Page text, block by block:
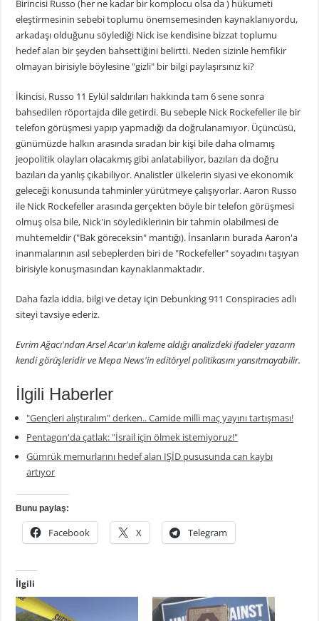
Birincisi Russo (her ne kadar bir komplocu olsa da ) hükumeti
eleştirmesinin sebebi toplumu önemsemesinden kaynaklanıyordu,
arkadaşı olduğunu söylediği Nick ise kendisine bizzat toplumu
hedef alan bir şeyden bahsettiğini belirtti. Neden sizinle hemfikir
olmayan birisiyle böylesine "gizli" bir bilgi paylaşırsınız ki?
İkincisi, Russo 11 Eylül saldırıları hakkında tam 6 sene sonra
bahsedilen röportajda dile getirdi. Bu sebeple Nick Rockefeller ile bir
telefon görüşmesi yapıp yapmadığı da doğrulanamıyor. Üçüncüsü,
günümüzde halkın arasında sıradan bir kişi bile daha olmamış
jeopolitik olayları olacakmış gibi anlatabiliyor, bazıları da doğru
bazıları da yanlış çıkabiliyor. Analistler ülkelerin siyasi ve ekonomik
geleceği konusunda tahminler yürütmeye çalışıyorlar. Aaron Russo
ile Nick Rockefeller arasında gerçekten böyle bir telefon görüşmesi
olmuş olsa bile, Nick'in söylediklerinin bir tahmin olabilmesi de
muhtemeldir ("Bak göreceksin" mantığı). İnsanların burada Aaron'a
inanmalarının asıl sebeplerden biri de "Rockefeller" soyadını taşıyan
birisiyle konuşmasından kaynaklanmaktadır.
Daha fazla iddia, bilgi ve detay için Debunking 911 Conspiracies adlı
siteyi tavsiye ederiz.
Evrim Ağacı'ndan Arsel Acar'ın kaleme aldığı analizdeki ifadeler yazarın
kendi görüşleridir ve Mepa News'in editöryel politikasını yansıtmayabilir.
İlgili Haberler
"Gençleri alıştıralım" derken.. Camide milli maç yayını tartışması!
Pentagon'da çatlak: "İsrail için ölmek istemiyoruz!"
Gümrük memurlarını hedef alan IŞİD pususunda can kaybı
artıyor
Bunu paylaş:
Facebook X Telegram
İlgili